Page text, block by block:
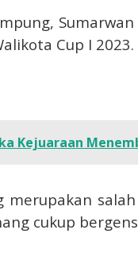
Cup I 2023.
Kejuaraan
merupakan
cukup